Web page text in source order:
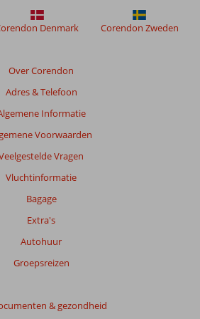
Over Corendon
Adres & Telefoon
Informatie
Voorwaarden
Vragen
Vluchtinformatie
Bagage
Extra's
Autohuur
Groepsreizen
& gezondheid
Denmark Corendon Zweden